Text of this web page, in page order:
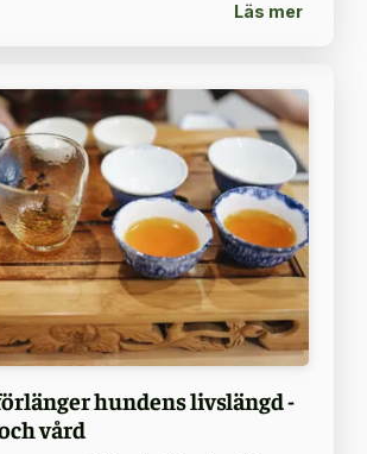
Läs mer
hundens livslängd -
vård